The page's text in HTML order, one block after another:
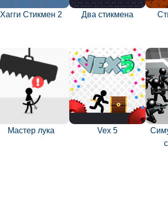
Хагги Стикмен 2 Два стикмена
Мастер лука Vex 5